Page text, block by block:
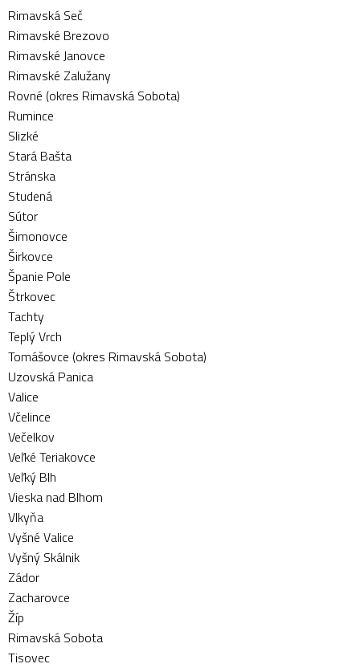
Rimavská Seč
Rimavské Brezovo
Rimavské Janovce
Rimavské Zalužany
Rovné (okres Rimavská Sobota)
Rumince
Slizké
Stará Bašta
Stránska
Studená
Sútor
Šimonovce
Širkovce
Španie Pole
Štrkovec
Tachty
Teplý Vrch
Tomášovce (okres Rimavská Sobota)
Uzovská Panica
Valice
Včelince
Večelkov
Veľké Teriakovce
Veľký Blh
Vieska nad Blhom
Vlkyňa
Vyšné Valice
Vyšný Skálnik
Zádor
Zacharovce
Žíp
Rimavská Sobota
Tisovec